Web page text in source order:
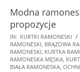
Modna
propozycje
2025-
01-
16
IN: KURTKI RAMONESKI
RAMONESKI BRĄZOWA
RAMONESKI KURTKA
RAMONESKA MĘSKA
BIAŁA RAMONESKA